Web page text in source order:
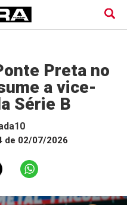
Preta no
a vice-
Série B
de 02/07/2026